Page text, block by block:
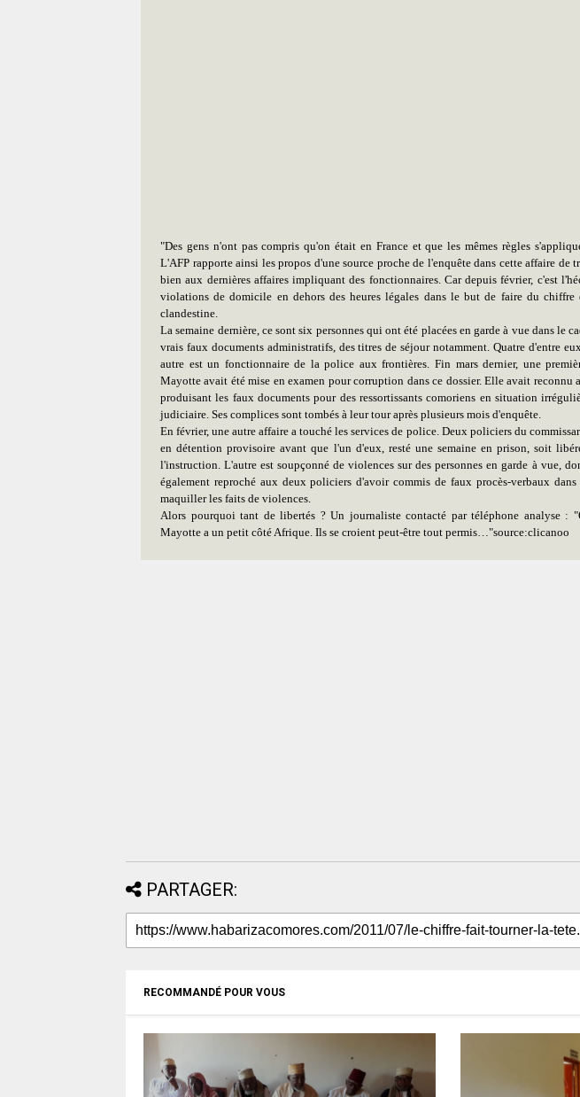
"Des gens n'ont pas compris qu'on était en France et que les mêmes règles
L'AFP rapporte ainsi les propos d'une source proche de l'enquête dans cette affaire de
bien aux dernières affaires impliquant des fonctionnaires. Car depuis février, c'est
violations de domicile en dehors des heures légales dans le but de faire du chiffre
clandestine.
La semaine dernière, ce sont six personnes qui ont été placées en garde à vue dans le
vrais faux documents administratifs, des titres de séjour notamment. Quatre d'entre
autre est un fonctionnaire de la police aux frontières. Fin mars dernier, une
Mayotte avait été mise en examen pour corruption dans ce dossier. Elle avait reconnu
produisant les faux documents pour des ressortissants comoriens en situation
judiciaire. Ses complices sont tombés à leur tour après plusieurs mois d'enquête.
En février, une autre affaire a touché les services de police. Deux policiers du
en détention provisoire avant que l'un d'eux, resté une semaine en prison, soit
l'instruction. L'autre est soupçonné de violences sur des personnes en garde à vue,
également reproché aux deux policiers d'avoir commis de faux procès-verbaux dans
maquiller les faits de violences.
Alors pourquoi tant de libertés ? Un journaliste contacté par téléphone analyse :
Mayotte a un petit côté Afrique. Ils se croient peut-être tout permis…"source:clicanoo
PARTAGER:
RECOMMANDÉ POUR VOUS